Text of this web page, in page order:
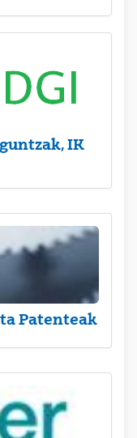
IK
Patenteak